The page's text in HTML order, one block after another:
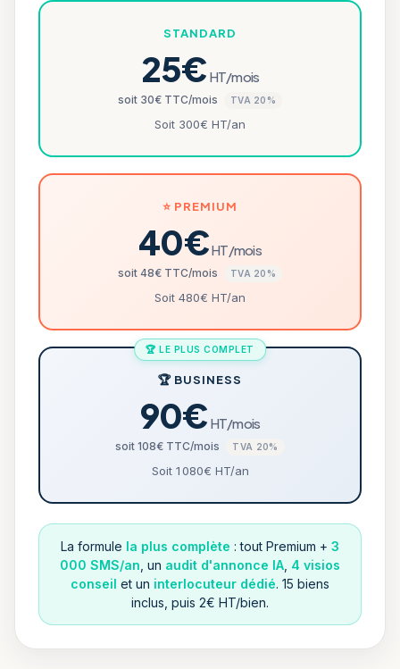
STANDARD
25€ HT/mois
soit 30€ TTC/mois TVA 20%
Soit 300€ HT/an
⭐ PREMIUM
40€HT/mois
soit 48€ TTC/mois TVA 20%
Soit 480€ HT/an
🏆 LE PLUS COMPLET
🏆 BUSINESS
90€ HT/mois
soit 108€ TTC/mois TVA 20%
Soit 1 080€ HT/an
La formule la plus complète : tout Premium + 3
000 SMS/an , un audit d'annonce IA 4 visios
conseil et un interlocuteur dédié. 15 biens
inclus, puis 2€ HT/bien.